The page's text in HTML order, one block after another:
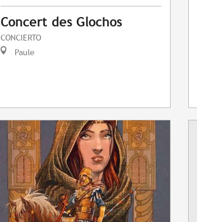
Concert des Glochos
CONCIERTO
Paule